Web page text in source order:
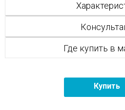
Где купить в
Купить